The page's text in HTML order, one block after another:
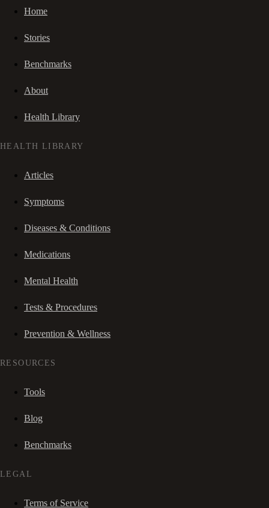
Home
Stories
Benchmarks
About
Health Library
HEALTH LIBRARY
Articles
Symptoms
Diseases & Conditions
Medications
Mental Health
Tests & Procedures
Prevention & Wellness
RESOURCES
Tools
Blog
Benchmarks
LEGAL
Terms of Service